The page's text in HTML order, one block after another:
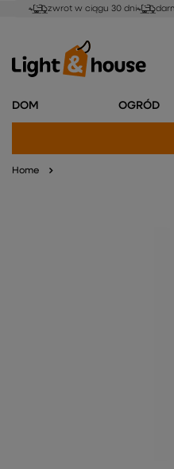
zwrot w ciągu 30 dni
DOM OGRÓD
Home